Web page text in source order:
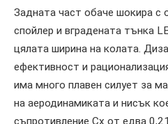
Задната част обаче шокира с
спойлер и вградената тънка
цялата ширина на колата.
ефективност и
има много плавен силует за
на аеродинамиката и нисък
съпротивление Сх от едва 0,21.